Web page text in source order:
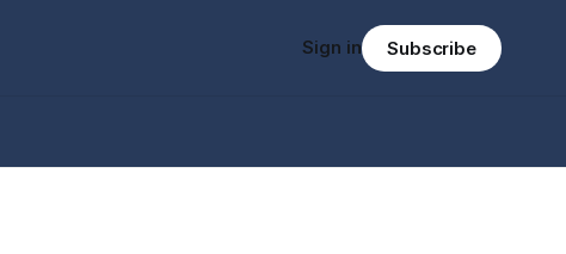
Sign in Subscribe